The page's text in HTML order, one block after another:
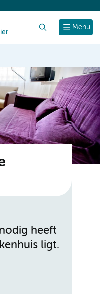
Menu
heeft
ligt.